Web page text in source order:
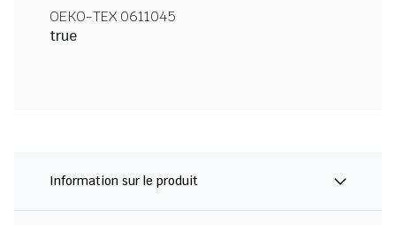
OEKO-TEX 0611045
true
Information sur le produit